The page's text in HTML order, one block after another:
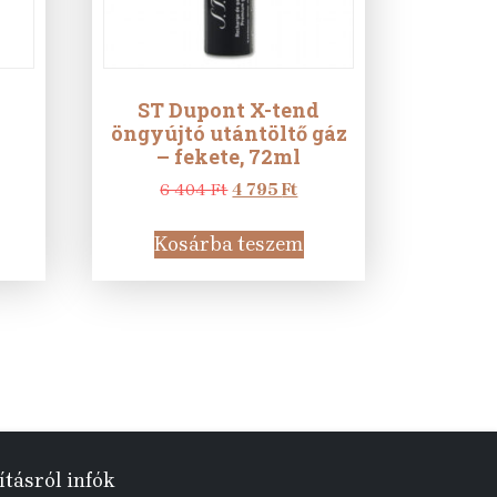
Ft.
ST Dupont X-tend
öngyújtó utántöltő gáz
– fekete, 72ml
6 404FtOriginal
was:
6
404 Ft.
4 795FtCurrent
is:
4
795 Ft.
Kosárba teszem
infók